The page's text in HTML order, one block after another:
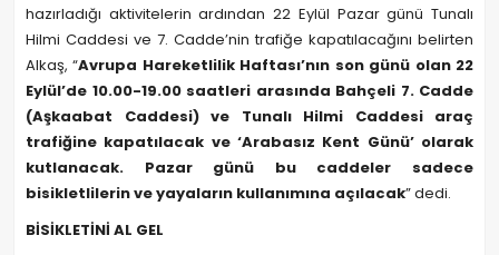
hazırladığı aktivitelerin ardından 22 Eylül Pazar günü Tunalı
Hilmi Caddesi ve 7. Cadde’nin trafiğe kapatılacağını belirten
Alkaş, “Avrupa Hareketlilik Haftası’nın son günü olan 22
Eylül’de 10.00-19.00 saatleri arasında Bahçeli 7. Cadde
(Aşkaabat Caddesi) ve Tunalı Hilmi Caddesi araç
trafiğine kapatılacak ve ‘Arabasız Kent Günü’ olarak
kutlanacak. Pazar günü bu caddeler sadece
bisikletlilerin ve yayaların kullanımına açılacak” dedi.
BİSİKLETİNİ AL GEL